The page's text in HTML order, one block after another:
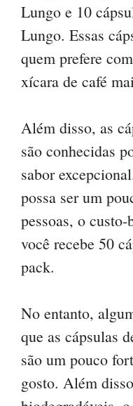
Lungo e 10
Lungo. Essas
quem prefere
xícara de café
Além disso, as
são conhecidas
sabor
possa ser um
pessoas, o
você recebe 50
pack.
No entanto,
que as cápsulas
são um pouco
gosto. Além